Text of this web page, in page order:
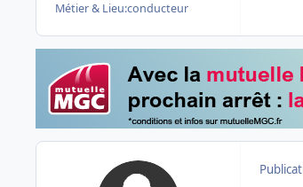
Métier & Lieu:conducteur